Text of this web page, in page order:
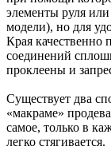
элементы руля
модели), но для
Края качественно
соединений
проклеены и
Существует два
«макраме»
самое, только в
легко стягивается.